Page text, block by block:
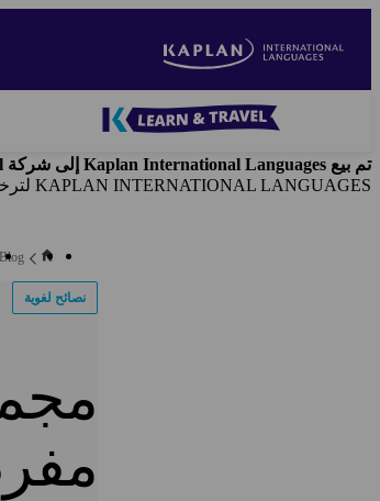
main
Blog
Main
navigation
تم بيع Kaplan International Languages إلى شركة Inspirit Capital. وتُخلي شركة Kaplan Inc.
KAPLAN INTERNATIONAL LANGUAGES لترخيص انتقالي من شركة Kaplan, Inc.
Blog
نصائح لغوية